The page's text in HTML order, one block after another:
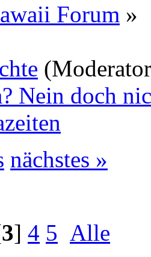
Forum »
Nein doch
nächstes »
3] 4 5 Alle